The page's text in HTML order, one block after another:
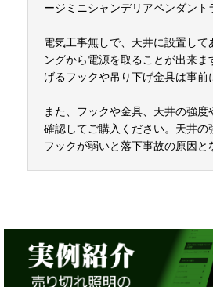
ージミニシャンデリアペンダント
電気工事無しで、天井に設置して
ングから電源を取ることが出来
げるフックや吊り下げ金具は事前
また、フックや金具、天井の強度
確認してご購入ください。天井の
フックが弱いと落下事故の原因と